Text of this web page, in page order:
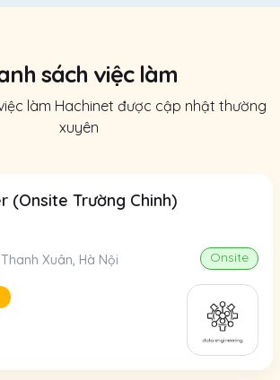
sách việc làm
làm Hachinet được cập nhật thường
xuyên
(Onsite Trường Chinh)
Xuân, Hà Nội Onsite